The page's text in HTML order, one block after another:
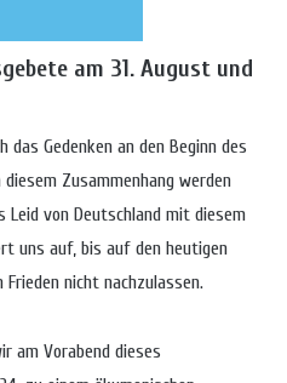
am 31. August und
Gedenken an den Beginn des
Zusammenhang werden
von Deutschland mit diesem
uns auf, bis auf den heutigen
nicht nachzulassen.
am Vorabend dieses